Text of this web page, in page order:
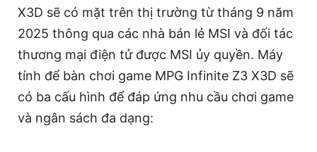
X3D sẽ có mặt trên thị trường từ tháng 9 năm
2025 thông qua các nhà bán lẻ MSI và đối tác
thương mại điện tử được MSI ủy quyền. Máy
tính để bàn chơi game MPG Infinite Z3 X3D sẽ
có ba cấu hình để đáp ứng nhu cầu chơi game
và ngân sách đa dạng: